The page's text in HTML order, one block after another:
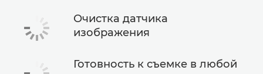
Очистка датчика
изображения
Готовность к съемке в любой